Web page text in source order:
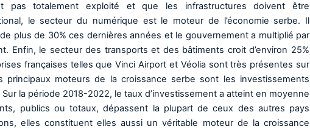
pas totalement exploité et que les infrastructures doivent être
le secteur du numérique est le moteur de l’économie serbe. Il
plus de 30% ces dernières années et le gouvernement a multiplié par
Enfin, le secteur des transports et des bâtiments croit d’environ 25%
françaises telles que Vinci Airport et Véolia sont très présentes sur
principaux moteurs de la croissance serbe sont les investissements
la période 2018-2022, le taux d’investissement a atteint en moyenne
publics ou totaux, dépassent la plupart de ceux des autres pays
elles constituent elles aussi un véritable moteur de la croissance